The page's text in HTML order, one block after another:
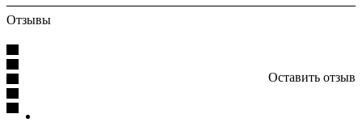
Отзывы
Оставить отзыв